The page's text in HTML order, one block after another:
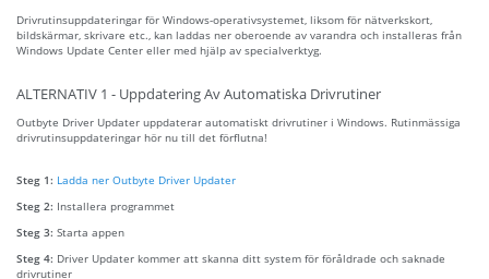
Drivrutinsuppdateringar för Windows-operativsystemet, liksom för nätverkskort,
bildskärmar, skrivare etc., kan laddas ner oberoende av varandra och installeras från
Windows Update Center eller med hjälp av specialverktyg.
ALTERNATIV 1 - Uppdatering Av Automatiska Drivrutiner
Outbyte Driver Updater uppdaterar automatiskt drivrutiner i Windows. Rutinmässiga
drivrutinsuppdateringar hör nu till det förflutna!
Steg 1: Ladda ner Outbyte Driver Updater
Steg 2: Installera programmet
Steg 3: Starta appen
Steg 4: Driver Updater kommer att skanna ditt system för föråldrade och saknade
drivrutiner